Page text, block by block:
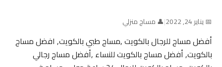
📅 يناير 24, 2022 |👤 مساج منزلي
أفضل مساج للرجال بالكويت ,مساج طبي بالكويت, افضل مساج
بالكويت, أفضل مساج بالكويت للنساء ,أفضل مساج رجالي